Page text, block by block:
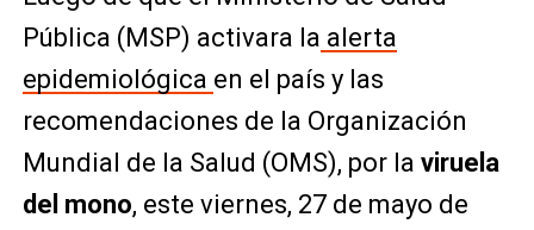
Pública (MSP) activara la alerta
epidemiológica en el país y las
recomendaciones de la Organización
Mundial de la Salud (OMS), por la viruela
del mono, este viernes, 27 de mayo de